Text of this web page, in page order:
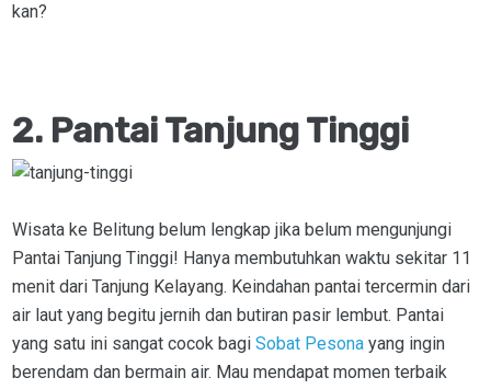
kan?
2. Pantai Tanjung Tinggi
Wisata ke Belitung belum lengkap jika belum mengunjungi
Pantai Tanjung Tinggi! Hanya membutuhkan waktu sekitar 11
menit dari Tanjung Kelayang. Keindahan pantai tercermin dari
air laut yang begitu jernih dan butiran pasir lembut. Pantai
yang satu ini sangat cocok bagi Sobat Pesona yang ingin
berendam dan bermain air. Mau mendapat momen terbaik